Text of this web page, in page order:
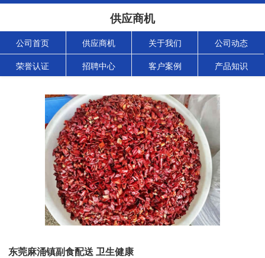
供应商机
公司首页 供应商机 关于我们 公司动态
荣誉认证 招聘中心 客户案例 产品知识
东莞麻涌镇副食配送 卫生健康